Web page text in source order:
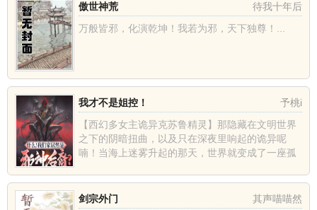
待我十年后
傲世神荒
万般皆邪，化演乾坤！我若为邪，天下独尊！...
予桃i
我才不是姐控！
【西幻多女主诡异克苏鲁精灵】那隐藏在文明世界
之下的阴暗扭曲，以及只在深夜里响起的诡异呢
喃！当海上迷雾升起的那天，世界就变成了一座孤
代，手机，电脑，WiFi啥也...
其声喵喵然
剑宗外门